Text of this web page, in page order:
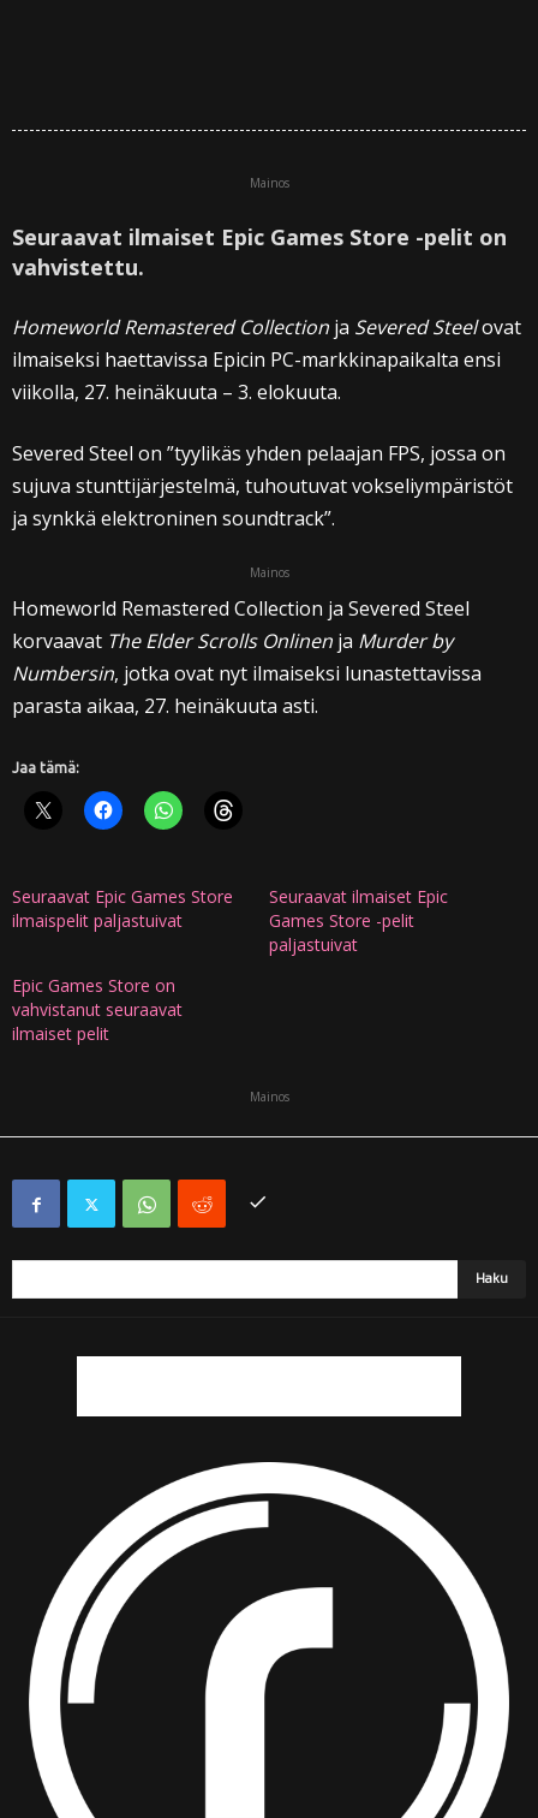
Mainos
Seuraavat ilmaiset Epic Games Store -pelit on
vahvistettu.
Homeworld Remastered Collection ja Severed Steelovat
ilmaiseksi haettavissa Epicin PC-markkinapaikalta ensi
viikolla, 27. heinäkuuta – 3. elokuuta.
Severed Steel on ”tyylikäs yhden pelaajan FPS, jossa on
sujuva stunttijärjestelmä, tuhoutuvat vokseliympäristöt
ja synkkä elektroninen soundtrack”.
Mainos
Homeworld Remastered Collection ja Severed Steel
korvaavat The Elder Scrolls Onlinen ja Murder by
Numbersin, jotka ovat nyt ilmaiseksi lunastettavissa
parasta aikaa, 27. heinäkuuta asti.
Jaa tämä:
Seuraavat Epic Games Store
ilmaispelit paljastuivat
Seuraavat ilmaiset Epic
Games Store -pelit
paljastuivat
Epic Games Store on
vahvistanut seuraavat
ilmaiset pelit
Mainos